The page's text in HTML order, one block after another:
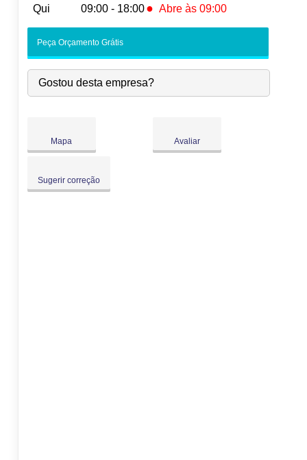
Qui
09:00 - 18:00 ● Abre às 09:00
-
Qua:
09:00-18:00
Qui:
09:00-18:00 ●
Peça Orçamento Grátis
Gostou desta empresa?
Mapa Avaliar
Sugerir correção